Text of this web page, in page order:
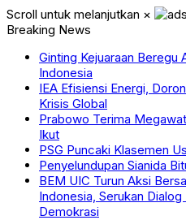
Scroll untuk melanjutkan ×
Breaking News
Ginting Kejuaraan Beregu
Indonesia
IEA Efisiensi Energi,
Krisis Global
Prabowo Terima
Ikut
PSG Puncaki Klasemen
Penyelundupan Sianida
BEM UIC Turun Aksi
Indonesia, Serukan
Demokrasi